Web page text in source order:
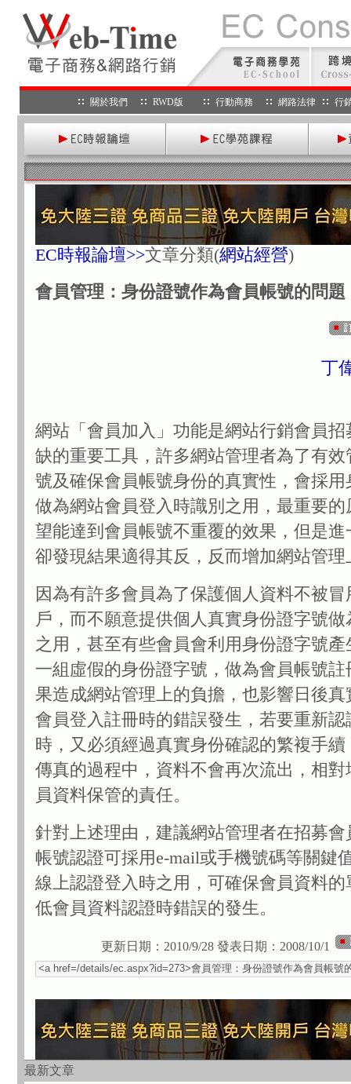
關於我們 RWD版 行動商務 網路法律 行
EC時報論壇>>文章分類(網站經營)
會員管理：身份證號作為會員帳號的問題
丁
網站「會員加入」功能是網站行銷會員招
缺的重要工具，許多網站管理者為了有效
號及確保會員帳號身份的真實性，會採用
做為網站會員登入時識別之用，最重要的
望能達到會員帳號不重覆的效果，但是進
卻發現結果適得其反，反而增加網站管理
因為有許多會員為了保護個人資料不被冒
戶，而不願意提供個人真實身份證字號做
之用，甚至有些會員會利用身份證字號產
一組虛假的身份證字號，做為會員帳號註
果造成網站管理上的負擔，也影響日後真
會員登入註冊時的錯誤發生，若要重新認
時，又必須經過真實身份確認的繁複手續
傳真的過程中，資料不會再次流出，相對
員資料保管的責任。
針對上述理由，建議網站管理者在招募會
帳號認證可採用e-mail或手機號碼等關鍵
線上認證登入時之用，可確保會員資料的
低會員資料認證時錯誤的發生。
更新日期：2010/9/28 發表日期：2008/10/1
最新文章